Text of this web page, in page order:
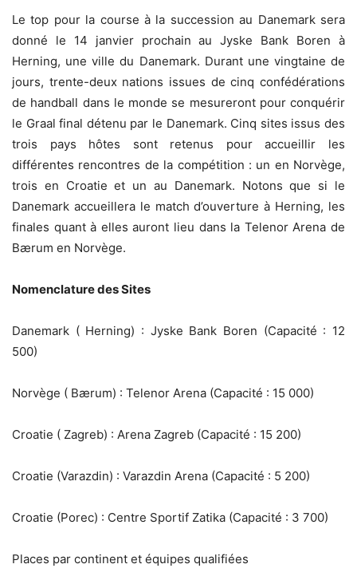
Le top pour la course à la succession au Danemark sera
donné le 14 janvier prochain au Jyske Bank Boren à
Herning, une ville du Danemark. Durant une vingtaine de
jours, trente-deux nations issues de cinq confédérations
de handball dans le monde se mesureront pour conquérir
le Graal final détenu par le Danemark. Cinq sites issus des
trois pays hôtes sont retenus pour accueillir les
différentes rencontres de la compétition : un en Norvège,
trois en Croatie et un au Danemark. Notons que si le
Danemark accueillera le match d’ouverture à Herning, les
finales quant à elles auront lieu dans la Telenor Arena de
Bærum en Norvège.
Nomenclature des Sites
Danemark ( Herning) : Jyske Bank Boren (Capacité : 12
500)
Norvège ( Bærum) : Telenor Arena (Capacité : 15 000)
Croatie ( Zagreb) : Arena Zagreb (Capacité : 15 200)
Croatie (Varazdin) : Varazdin Arena (Capacité : 5 200)
Croatie (Porec) : Centre Sportif Zatika (Capacité : 3 700)
Places par continent et équipes qualifiées